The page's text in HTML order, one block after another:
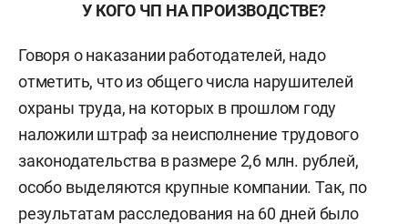
У КОГО ЧП НА ПРОИЗВОДСТВЕ?
Говоря о наказании работодателей, надо
отметить, что из общего числа нарушителей
охраны труда, на которых в прошлом году
наложили штраф за неисполнение трудового
законодательства в размере 2,6 млн. рублей,
особо выделяются крупные компании. Так, по
результатам расследования на 60 дней было